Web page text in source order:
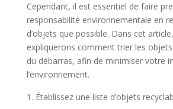
Cependant, il est essentiel de faire
responsabilité environnementale en
d’objets que possible. Dans cet
expliquerons comment trier les
du débarras, afin de minimiser votre
l’environnement.
Établissez une liste d’objets